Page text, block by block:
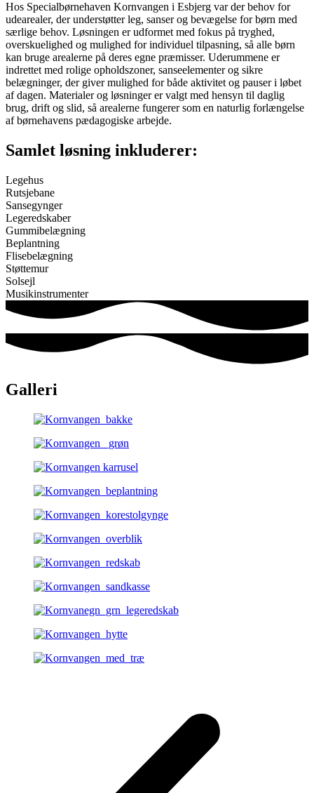
Hos Specialbørnehaven Kornvangen i Esbjerg var der behov for
udearealer, der understøtter leg, sanser og bevægelse for børn med
særlige behov. Løsningen er udformet med fokus på tryghed,
overskuelighed og mulighed for individuel tilpasning, så alle børn
kan bruge arealerne på deres egne præmisser. Uderummene er
indrettet med rolige opholdszoner, sanseelementer og sikre
belægninger, der giver mulighed for både aktivitet og pauser i løbet
af dagen. Materialer og løsninger er valgt med hensyn til daglig
brug, drift og slid, så arealerne fungerer som en naturlig forlængelse
af børnehavens pædagogiske arbejde.
Samlet løsning inkluderer:
Legehus
Rutsjebane
Sansegynger
Legeredskaber
Gummibelægning
Beplantning
Flisebelægning
Støttemur
Solsejl
Musikinstrumenter
Galleri